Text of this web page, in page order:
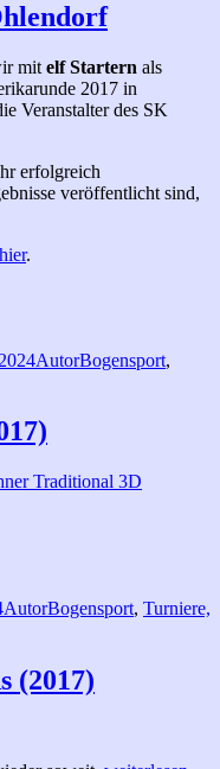
mit elf Startern als
2017 in
Veranstalter des SK
erfolgreich
veröffentlicht sind,
hier.
Autor
AutorKategorien
Bogensport,
Traditional 3D
Autor
AutorKategorien
Bogensport, Turniere,
(2017)